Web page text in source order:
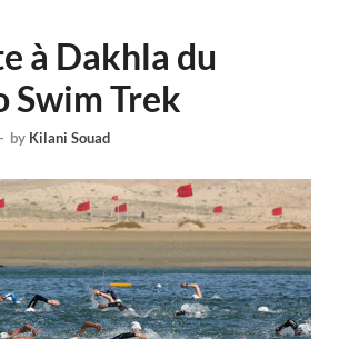
à Dakhla du
Swim Trek
- by Kilani Souad